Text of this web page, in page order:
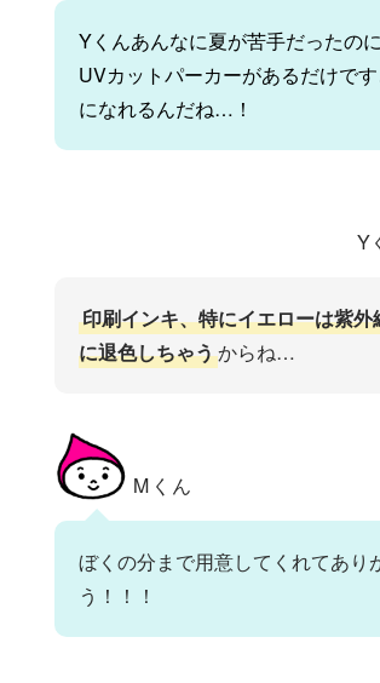
Yくんあんなに夏が苦手だったの
UVカットパーカーがあるだけで
になれるんだね…！
印刷インキ、特にイエローは紫外
に退色しちゃうからね…
Y
Mくん
ぼくの分まで用意してくれてあり
う！！！